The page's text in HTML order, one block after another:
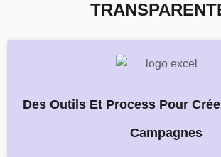
Des Outils Et Process Pour
Campagnes